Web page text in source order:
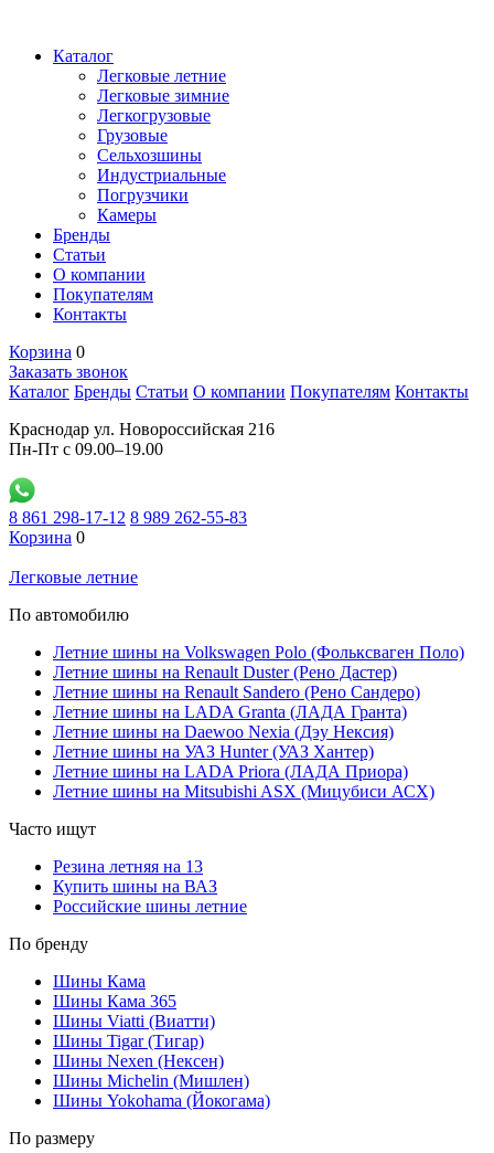
Каталог
Легковые летние
Легковые зимние
Легкогрузовые
Грузовые
Сельхозшины
Индустриальные
Погрузчики
Камеры
Бренды
Статьи
О компании
Покупателям
Контакты
Корзина 0
Заказать звонок
Каталог Бренды Статьи О компании Покупателям Контакты
Краснодар ул. Новороссийская 216
Пн-Пт с 09.00–19.00
8 861 298-17-12 8 989 262-55-83
Корзина 0
Легковые летние
По автомобилю
Летние шины на Volkswagen Polo (Фольксваген Поло)
Летние шины на Renault Duster (Рено Дастер)
Летние шины на Renault Sandero (Рено Сандеро)
Летние шины на LADA Granta (ЛАДА Гранта)
Летние шины на Daewoo Nexia (Дэу Нексия)
Летние шины на УАЗ Hunter (УАЗ Хантер)
Летние шины на LADA Priora (ЛАДА Приора)
Летние шины на Mitsubishi ASX (Мицубиси АСХ)
Часто ищут
Резина летняя на 13
Купить шины на ВАЗ
Российские шины летние
По бренду
Шины Кама
Шины Кама 365
Шины Viatti (Виатти)
Шины Tigar (Тигар)
Шины Nexen (Нексен)
Шины Michelin (Мишлен)
Шины Yokohama (Йокогама)
По размеру